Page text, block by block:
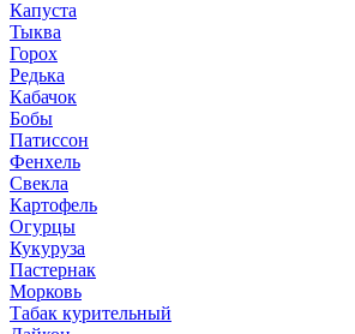
Капуста
Тыква
Горох
Редька
Кабачок
Бобы
Патиссон
Фенхель
Свекла
Картофель
Огурцы
Кукуруза
Пастернак
Морковь
Табак курительный